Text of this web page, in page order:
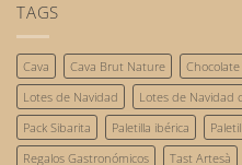
personas
sostenible:
nuestro
compromiso
con
el
futuro.
TAGS
Cava Cava Brut Nature Chocolate
Lotes de Navidad
Lotes de Navidad
Pack Sibarita
Paletilla ibérica
Regalos Gastronómicos
Tast Artesà